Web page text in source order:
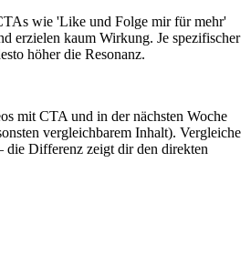
wie 'Like und Folge mir für mehr'
erzielen kaum Wirkung. Je spezifischer
höher die Resonanz.
mit CTA und in der nächsten Woche
vergleichbarem Inhalt). Vergleiche
Differenz zeigt dir den direkten